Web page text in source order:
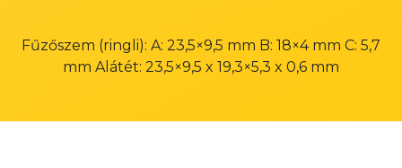
Fűzőszem (ringli): A: 23,5×9,5 mm B: 18×4 mm C: 5,7
mm Alátét: 23,5×9,5 x 19,3×5,3 x 0,6 mm